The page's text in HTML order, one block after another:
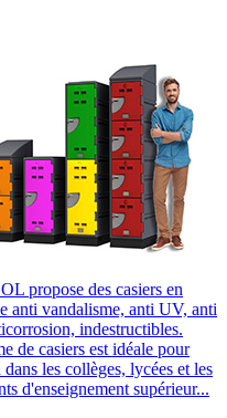
propose des casiers en
anti vandalisme, anti UV, anti
indestructibles.
de casiers est idéale pour
les collèges, lycées et les
d'enseignement supérieur...